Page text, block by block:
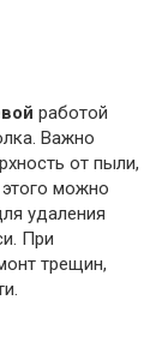
работой
Важно
от пыли,
можно
удаления
При
трещин,